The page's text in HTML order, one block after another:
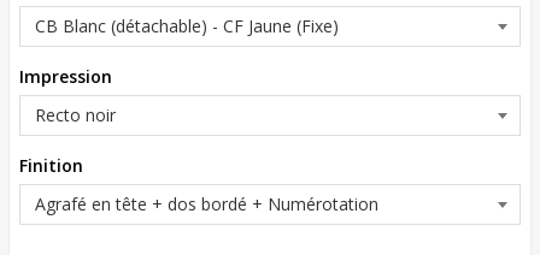
Impression
Finition